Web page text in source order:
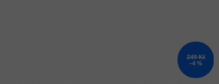
249 Kč
–4 %